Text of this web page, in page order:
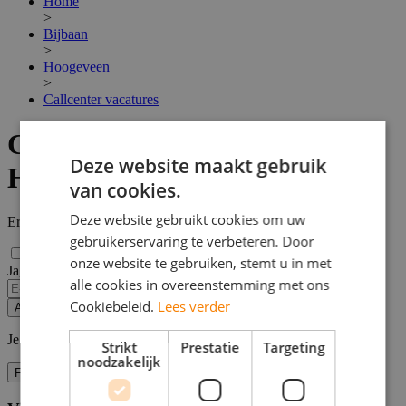
>
Bijbaan
>
Hoogeveen
>
Callcenter vacatures
Callcenter vacatures in
Hoogeveen
Er zijn Callcenter vacatures in Hoogeveen gevonden.
Ja, email mij de nieuwste vacatures van deze zoekopdracht!
Alert opslaan
Je kunt vacature-alerts op elk moment uitzetten.
Filters
Deze website maakt gebruik
van cookies.
Deze website gebruikt cookies om uw
gebruikerservaring te verbeteren. Door
onze website te gebruiken, stemt u in met
alle cookies in overeenstemming met ons
Cookiebeleid. Lees verder
Strikt
noodzakelijk
Prestatie Targeting